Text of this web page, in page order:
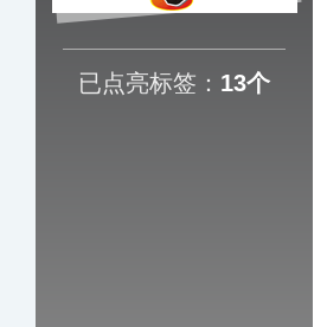
已点亮标签： 13个